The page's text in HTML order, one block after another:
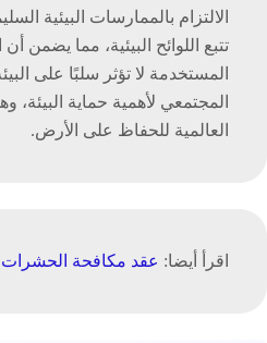
الالتزام بالممارسات البيئية
تتبع اللوائح البيئية، مما يضمن
المستخدمة لا تؤثر سلبًا على
المجتمعي لأهمية حماية البيئة،
العالمية للحفاظ على الأرض.
اقرأ أيضا: عقد مكافحة